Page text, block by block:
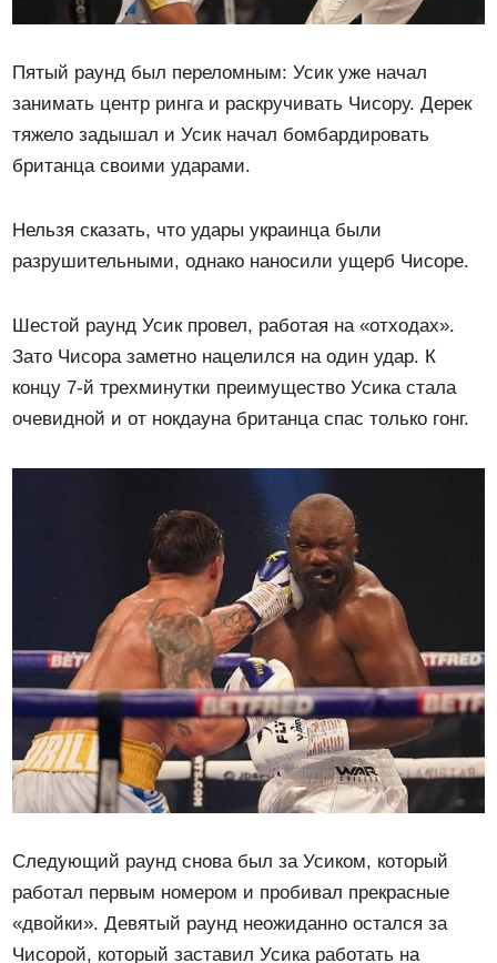
Пятый раунд был переломным: Усик уже начал
занимать центр ринга и раскручивать Чисору. Дерек
тяжело задышал и Усик начал бомбардировать
британца своими ударами.
Нельзя сказать, что удары украинца были
разрушительными, однако наносили ущерб Чисоре.
Шестой раунд Усик провел, работая на «отходах».
Зато Чисора заметно нацелился на один удар. К
концу 7-й трехминутки преимущество Усика стала
очевидной и от нокдауна британца спас только гонг.
Следующий раунд снова был за Усиком, который
работал первым номером и пробивал прекрасные
«двойки». Девятый раунд неожиданно остался за
Чисорой, который заставил Усика работать на